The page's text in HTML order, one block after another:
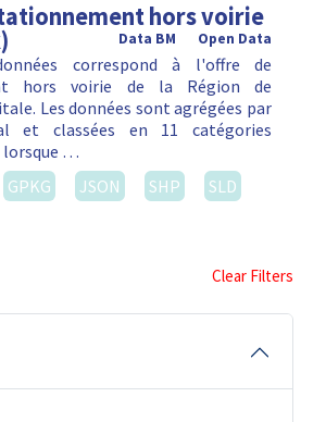
hors voirie
Open Data
Data BM
correspond à l'offre de
hors voirie de la Région de
Les données sont agrégées par
et classées en 11 catégories
lorsque …
GPKG JSON SHP
SLD
Clear Filters